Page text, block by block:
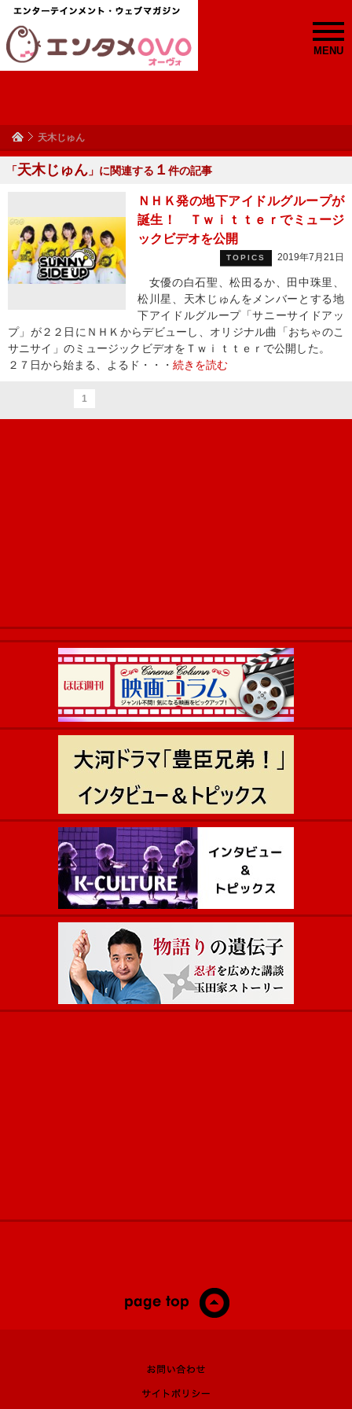
MENU
天木じゅん
「天木じゅん 」に関連する １ 件の記事
ＮＨＫ発の地下アイドルグループが
誕生！ Ｔｗｉｔｔｅｒでミュージ
ックビデオを公開
TOPICS 2019年7月21日
女優の白石聖、松田るか、田中珠里、
松川星、天木じゅんをメンバーとする地
下アイドルグループ「サニーサイドアッ
プ」が２２日にＮＨＫからデビューし、オリジナル曲「おちゃのこ
サニサイ」のミュージックビデオをＴｗｉｔｔｅｒで公開した。
２７日から始まる、よるド・・・ 続きを読む
1